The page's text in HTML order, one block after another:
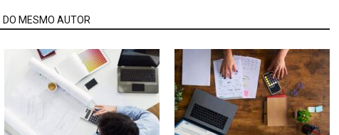
DO MESMO AUTOR